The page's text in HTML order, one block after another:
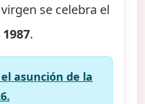
se celebra el
.
asunción de la